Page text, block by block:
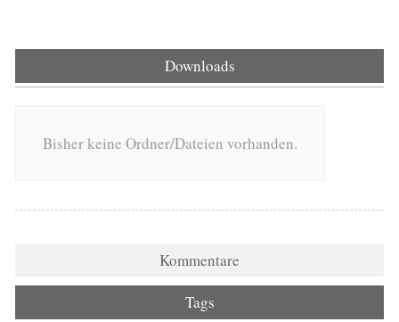
Downloads
Bisher keine Ordner/Dateien vorhanden.
Kommentare
Tags